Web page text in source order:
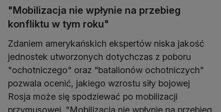
"Mobilizacja nie wpłynie na przebieg
konfliktu w tym roku"
Zdaniem amerykańskich ekspertów niska jakość
jednostek utworzonych dotychczas z poboru
"ochotniczego" oraz "batalionów ochotniczych"
pozwala ocenić, jakiego wzrostu siły bojowej
Rosja może się spodziewać po mobilizacji
przymusowej. "Mobilizacja nie wpłynie na przebieg